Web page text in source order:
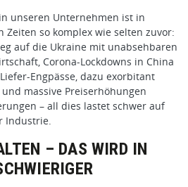
unseren Unternehmen ist in
so komplex wie selten zuvor:
auf die Ukraine mit unabsehbaren
Corona-Lockdowns in China
Engpässe, dazu exorbitant
massive Preiserhöhungen
– all dies lastet schwer auf
Industrie.
– DAS WIRD IN